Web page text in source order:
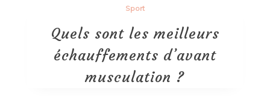
Sport
Quels sont les meilleurs
échauffements d’avant
musculation ?